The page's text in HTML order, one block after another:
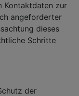
Kontaktdaten zur
angeforderter
dieses
Schritte
der